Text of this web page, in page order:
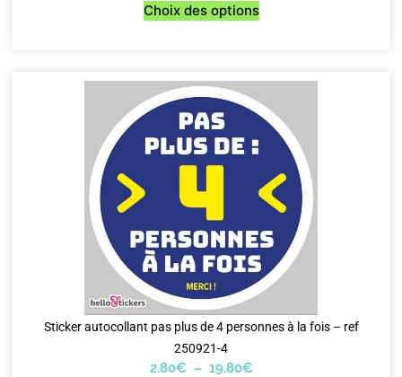
Choix des options
Sticker autocollant pas plus de 4 personnes à la fois – ref
250921-4
2,80€ – 19,80€